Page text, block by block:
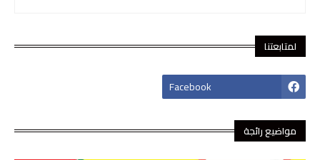
لمتابعتنا
Facebook
مواضيع رائجة